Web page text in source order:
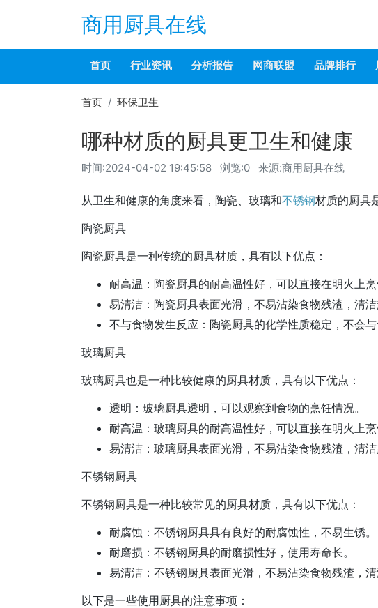
商用厨具在线
首页 行业资讯 分析报告 网商联盟 品牌排行
首页 环保卫生
哪种材质的厨具更卫生和健康
时间:2024-04-02 19:45:58 浏览:0 来源:商用厨具在线
从卫生和健康的角度来看，陶瓷、玻璃和不锈钢材质的厨具
陶瓷厨具
陶瓷厨具是一种传统的厨具材质，具有以下优点：
耐高温：陶瓷厨具的耐高温性好，可以直接在明火上烹
易清洁：陶瓷厨具表面光滑，不易沾染食物残渣，清洁
不与食物发生反应：陶瓷厨具的化学性质稳定，不会
玻璃厨具
玻璃厨具也是一种比较健康的厨具材质，具有以下优点：
透明：玻璃厨具透明，可以观察到食物的烹饪情况。
耐高温：玻璃厨具的耐高温性好，可以直接在明火上烹
易清洁：玻璃厨具表面光滑，不易沾染食物残渣，清洁
不锈钢厨具
不锈钢厨具是一种比较常见的厨具材质，具有以下优点：
耐腐蚀：不锈钢厨具具有良好的耐腐蚀性，不易生锈。
耐磨损：不锈钢厨具的耐磨损性好，使用寿命长。
易清洁：不锈钢厨具表面光滑，不易沾染食物残渣，清
以下是一些使用厨具的注意事项：